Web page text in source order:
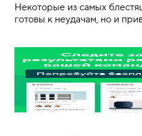
Некоторые из самых
готовы к неудачам, но и